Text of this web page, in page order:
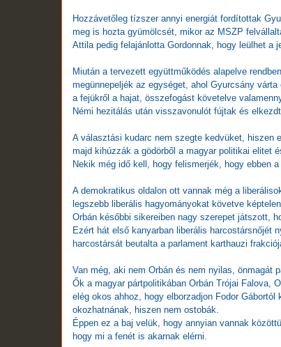
Hozzávetőleg tízszer annyi energiát fordítottak
meg is hozta gyümölcsét, mikor az MSZP
Attila pedig felajánlotta Gordonnak, hogy leülhet a
Miután a tervezett együttműködés alapelve
megünnepeljék az egységet, ahol Gyurcsány
a fejükről a hajat, összefogást követelve
Némi hezitálás után visszavonulót fújtak és
A választási kudarc nem szegte kedvüket, hiszen
majd kihúzzák a gödörből a magyar politikai elitet
Nekik még idő kell, hogy felismerjék, hogy ebben
A demokratikus oldalon ott vannak még a
legszebb liberális hagyományokat követve
Orbán későbbi sikereiben nagy szerepet játszott,
Ezért hát első kanyarban liberális harcostársnőjét
harcostársát beutalta a parlament karthauzi
Van még, aki nem Orbán és nem nyilas, önmagát
Ők a magyar pártpolitikában Orbán Trójai Falova,
elég okos ahhoz, hogy elborzadjon Fodor
okozhatnának, hiszen nem ostobák.
Éppen ez a baj velük, hogy annyian vannak
hogy mi a fenét is akarnak elérni.